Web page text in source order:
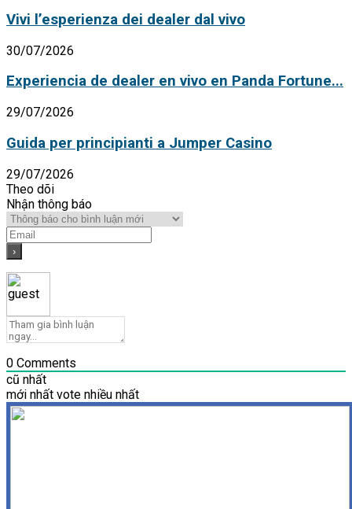
Vivi l’esperienza dei dealer dal vivo
30/07/2026
Experiencia de dealer en vivo en Panda Fortune...
29/07/2026
Guida per principianti a Jumper Casino
29/07/2026
Theo dõi
Nhận thông báo
0 Comments
cũ nhất
mới nhất vote nhiều nhất